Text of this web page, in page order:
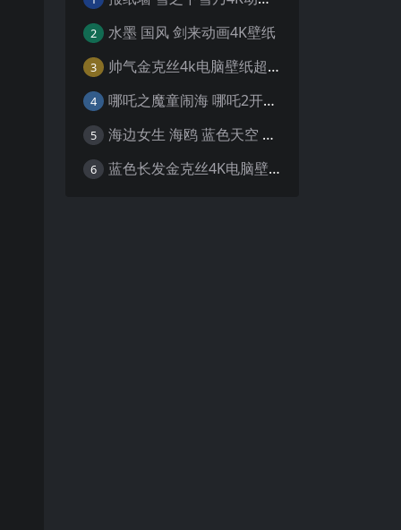
2 水墨 国风 剑来动画4K壁纸
3 帅气金克丝4k电脑壁纸超清
4 哪吒之魔童闹海 哪吒2开场4K壁纸
5 海边女生 海鸥 蓝色天空 4K壁纸
6 蓝色长发金克丝4K电脑壁纸